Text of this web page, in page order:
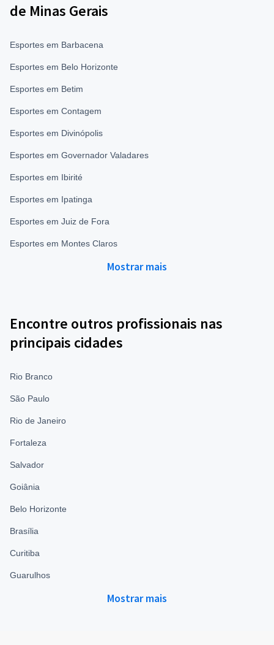
de Minas Gerais
Esportes em Barbacena
Esportes em Belo Horizonte
Esportes em Betim
Esportes em Contagem
Esportes em Divinópolis
Esportes em Governador Valadares
Esportes em Ibirité
Esportes em Ipatinga
Esportes em Juiz de Fora
Esportes em Montes Claros
Mostrar mais
Encontre outros profissionais nas
principais cidades
Rio Branco
São Paulo
Rio de Janeiro
Fortaleza
Salvador
Goiânia
Belo Horizonte
Brasília
Curitiba
Guarulhos
Mostrar mais